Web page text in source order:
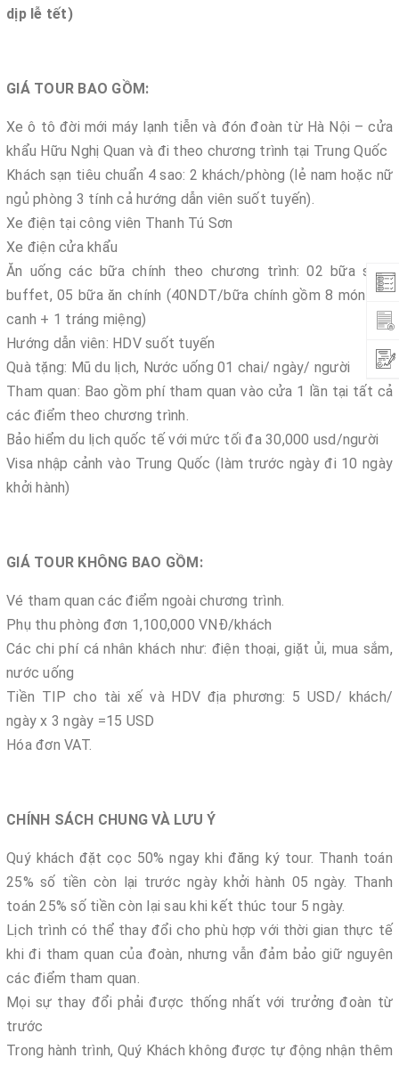
dịp lễ tết)
GIÁ TOUR BAO GỒM:
Xe ô tô đời mới máy lạnh tiễn và đón đoàn từ Hà Nội – cửa
khẩu Hữu Nghị Quan và đi theo chương trình tại Trung Quốc
Khách sạn tiêu chuẩn 4 sao: 2 khách/phòng (lẻ nam hoặc nữ
ngủ phòng 3 tính cả hướng dẫn viên suốt tuyến).
Xe điện tại công viên Thanh Tú Sơn
Xe điện cửa khẩu
Ăn uống các bữa chính theo chương trình: 02 bữa sáng
buffet, 05 bữa ăn chính (40NDT/bữa chính gồm 8 món + 1
canh + 1 tráng miệng)
Hướng dẫn viên: HDV suốt tuyến
Quà tặng: Mũ du lịch, Nước uống 01 chai/ ngày/ người
Tham quan: Bao gồm phí tham quan vào cửa 1 lần tại tất cả
các điểm theo chương trình.
Bảo hiểm du lịch quốc tế với mức tối đa 30,000 usd/người
Visa nhập cảnh vào Trung Quốc (làm trước ngày đi 10 ngày
khởi hành)
GIÁ TOUR KHÔNG BAO GỒM:
Vé tham quan các điểm ngoài chương trình.
Phụ thu phòng đơn 1,100,000 VNĐ/khách
Các chi phí cá nhân khách như: điện thoại, giặt ủi, mua sắm,
nước uống
Tiền TIP cho tài xế và HDV địa phương: 5 USD/ khách/
ngày x 3 ngày =15 USD
Hóa đơn VAT.
CHÍNH SÁCH CHUNG VÀ LƯU Ý
Quý khách đặt cọc 50% ngay khi đăng ký tour. Thanh toán
25% số tiền còn lại trước ngày khởi hành 05 ngày. Thanh
toán 25% số tiền còn lại sau khi kết thúc tour 5 ngày.
Lịch trình có thể thay đổi cho phù hợp với thời gian thực tế
khi đi tham quan của đoàn, nhưng vẫn đảm bảo giữ nguyên
các điểm tham quan.
Mọi sự thay đổi phải được thống nhất với trưởng đoàn từ
trước
Trong hành trình, Quý Khách không được tự động nhận thêm